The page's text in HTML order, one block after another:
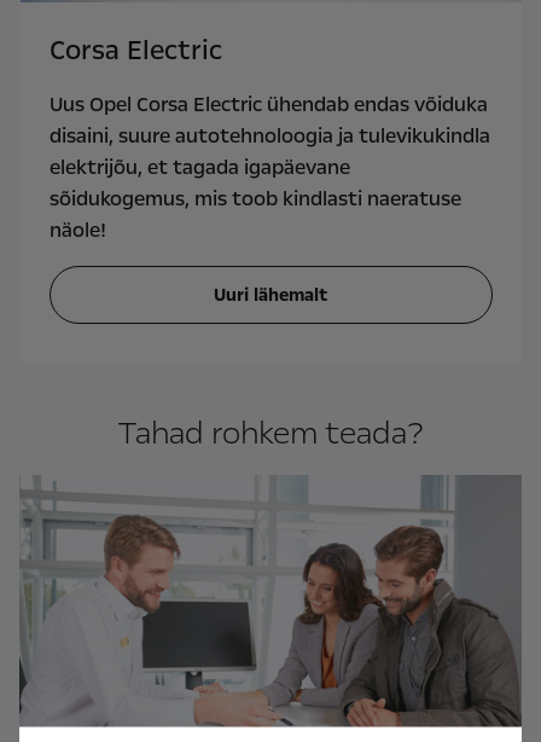
Corsa Electric
Uus Opel Corsa Electric ühendab endas võiduka
disaini, suure autotehnoloogia ja tulevikukindla
elektrijõu, et tagada igapäevane
sõidukogemus, mis toob kindlasti naeratuse
näole!
Uuri lähemalt
Tahad rohkem teada?